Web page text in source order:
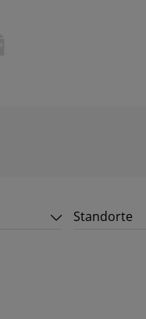
Standorte